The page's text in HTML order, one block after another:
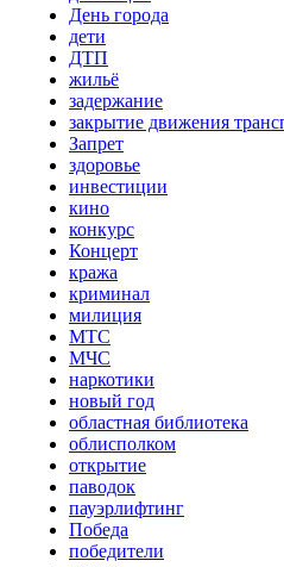
День города
дети
ДТП
жильё
задержание
закрытие движения
Запрет
здоровье
инвестиции
кино
конкурс
Концерт
кража
криминал
милиция
МТС
МЧС
наркотики
новый год
областная библиотека
облисполком
открытие
паводок
пауэрлифтинг
Победа
победители